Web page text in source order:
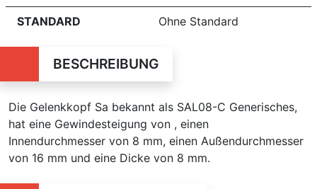
STANDARD Ohne Standard
BESCHREIBUNG
Die Gelenkkopf Sa bekannt als SAL08-C Generisches,
hat eine Gewindesteigung von , einen
Innendurchmesser von 8 mm, einen Außendurchmesser
von 16 mm und eine Dicke von 8 mm.